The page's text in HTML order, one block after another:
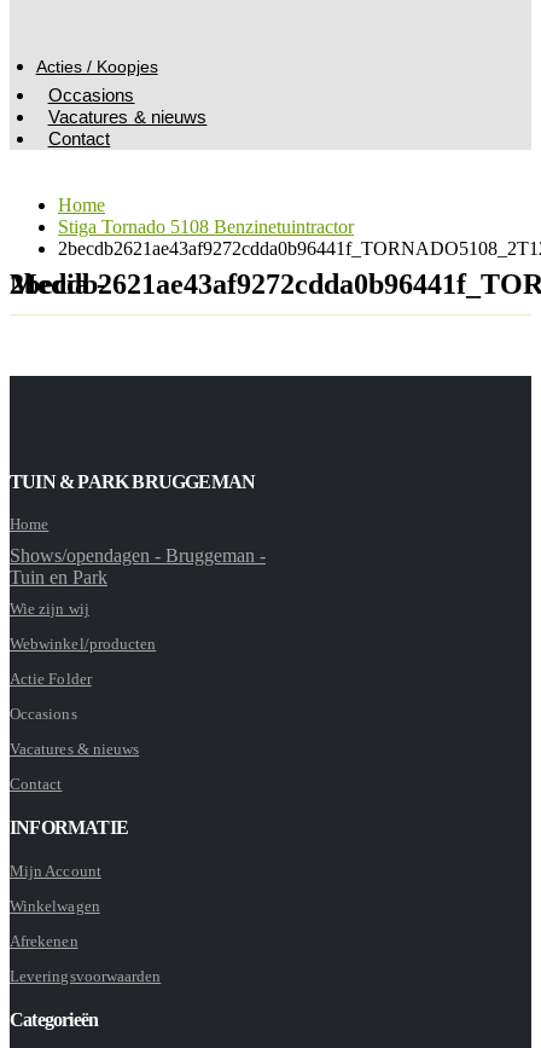
Acties / Koopjes
Occasions
Vacatures & nieuws
Contact
Home
Stiga Tornado 5108 Benzinetuintractor
Media -
TUIN & PARK BRUGGEMAN
Home
Shows/opendagen - Bruggeman -
Tuin en Park
Wie zijn wij
Webwinkel/producten
Actie Folder
Occasions
Vacatures & nieuws
Contact
INFORMATIE
Mijn Account
Winkelwagen
Afrekenen
Leveringsvoorwaarden
Categorieën